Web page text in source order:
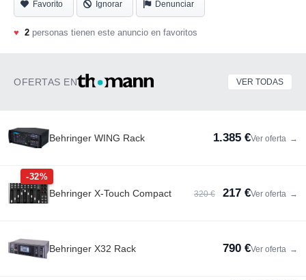
Favorito Ignorar Denunciar
♥ 2 personas tienen este anuncio en favoritos
OFERTAS EN VER TODAS
Behringer WING Rack 1.385 €Ver oferta →
-32%
Behringer X-Touch Compact 320 € 217 €Ver oferta →
Behringer X32 Rack 790 €Ver oferta →